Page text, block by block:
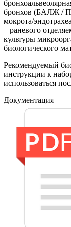
бронхов (БАЛЖ /
мокрота/
– раневого
культуры
биологического
Рекомендуемый
инструкции к
использоваться
Документация